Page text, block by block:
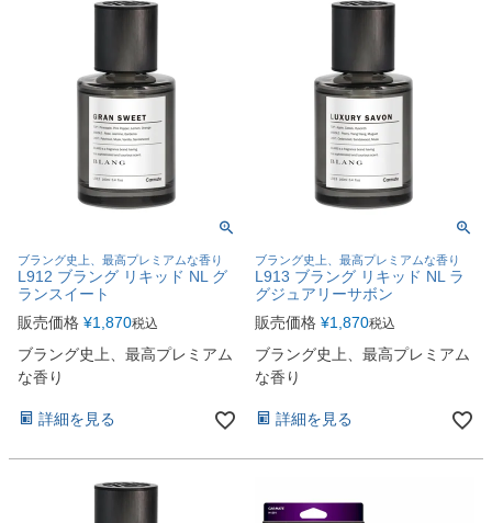
ブラング史上、最高プレミアムな香り
L912 ブラング リキッド NL グ
ランスイート
販売価格 ¥1,870税込
ブラング史上、最高プレミアム
な香り
詳細を見る
ブラング史上、最高プレミアムな香り
L913 ブラング リキッド NL ラ
グジュアリーサボン
販売価格 ¥1,870税込
ブラング史上、最高プレミアム
な香り
詳細を見る